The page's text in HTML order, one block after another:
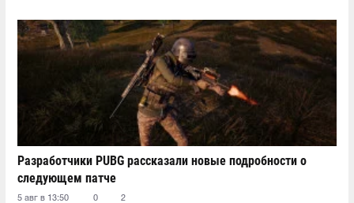
Разработчики PUBG рассказали новые подробности о
следующем патче
5 авг в 13:50 0 2